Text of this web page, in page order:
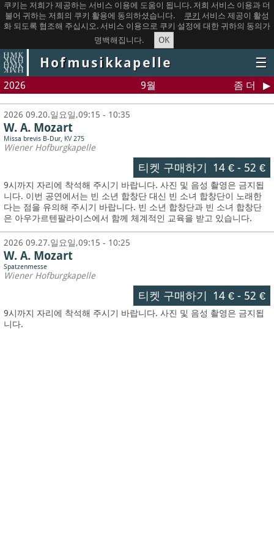
쿠키는 저희가 제공하는 서비스 이용에 도움이 됩니다. 저희 서비스 이용과 더
불어 귀하는 저희의 쿠키 활용에 동의하셨습니다.
쿠키 서비스 제공이 활성
화 되도록 협조해 주십시오. 서비스 이용으로 쿠키 설정에 대한 귀하의 동의가
명백해집니다.
OK
Hofmusikkapelle ☰
2026 9월 좀 더
2026 09.20.일요일,09:15 - 10:35
W. A. Mozart
Missa brevis B-Dur, KV 275
Wiener Hofburgkapelle
티켓 구매하기 14 €- 52 €
9시까지 자리에 착석해 주시기 바랍니다. 사진 및 음성 촬영은 금지됩
니다. 이번 공연에서는 빈 소년 합창단 대신 빈 소녀 합창단이 노래한
다는 점을 유의해 주시기 바랍니다. 빈 소년 합창단과 빈 소녀 합창단
은 아우가르텐팔라이스에서 함께 체계적인 교육을 받고 있습니다.
2026 09.27.일요일,09:15 - 10:25
W. A. Mozart
Spatzenmesse
Wiener Hofburgkapelle
티켓 구매하기 14 €- 52 €
9시까지 자리에 착석해 주시기 바랍니다. 사진 및 음성 촬영은 금지됩
니다.